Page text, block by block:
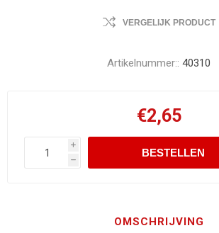
VERGELIJK PRODUCT
Artikelnummer:: 40310
€2,65
i
h
OMSCHRIJVING